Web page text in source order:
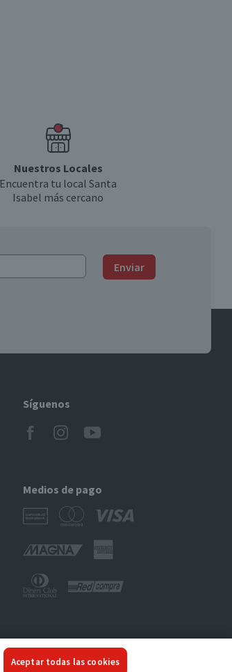
Nuestros Locales
Encuentra tu local Santa
Isabel más cercano
Enviar
Síguenos
Medios de pago
Aceptar todas las cookies